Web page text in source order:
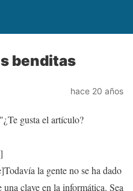
benditas
hace 20 años
gusta el artículo?
la gente no se ha dado
clave en la informática. Sea